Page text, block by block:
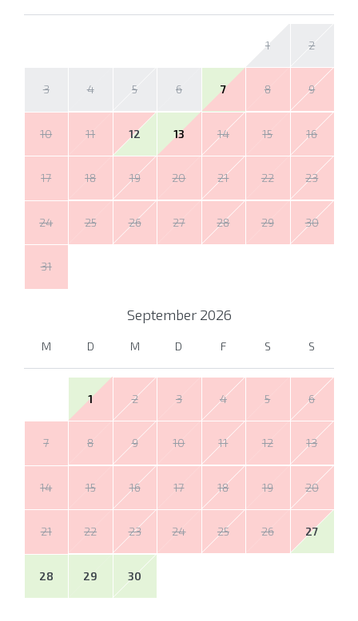
1 2
3 4 5 6 7 8 9
10 11 12 13 14 15 16
17 18 19 20 21 22 23
24 25 26 27 28 29 30
31
September 2026
M D M D F S S
1 2 3 4 5 6
7 8 9 10 11 12 13
14 15 16 17 18 19 20
21 22 23 24 25 26 27
28 29 30